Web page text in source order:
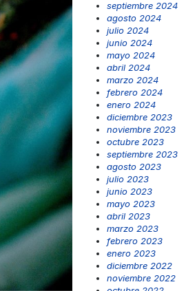
septiembre 2024
agosto 2024
julio 2024
junio 2024
mayo 2024
abril 2024
marzo 2024
febrero 2024
enero 2024
diciembre 2023
noviembre 2023
octubre 2023
septiembre 2023
agosto 2023
julio 2023
junio 2023
mayo 2023
abril 2023
marzo 2023
febrero 2023
enero 2023
diciembre 2022
noviembre 2022